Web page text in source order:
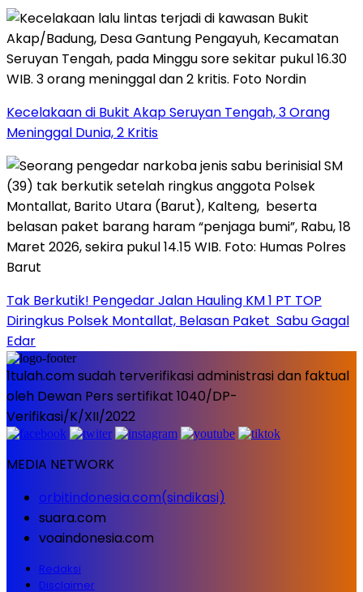
Kecelakaan di Bukit Akap Seruyan Tengah, 3 Orang
Meninggal Dunia, 2 Kritis
Tak Berkutik! Pengedar Jalan Hauling KM 1 PT TOP
Diringkus Polsek Montallat, Belasan Paket Sabu Gagal
Edar
1tulah.com sudah terverifikasi administrasi dan faktual
oleh Dewan Pers sertifikat 1040/DP-
Verifikasi/K/XII/2022
MEDIA NETWORK
orbitindonesia.com(sindikasi)
suara.com
voaindonesia.com
Redaksi
Disclaimer